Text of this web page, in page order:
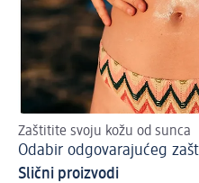
Zaštitite svoju kožu od sunca
Odabir odgovarajućeg
Slični proizvodi